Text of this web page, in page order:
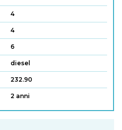
4
4
6
diesel
232.90
2 anni